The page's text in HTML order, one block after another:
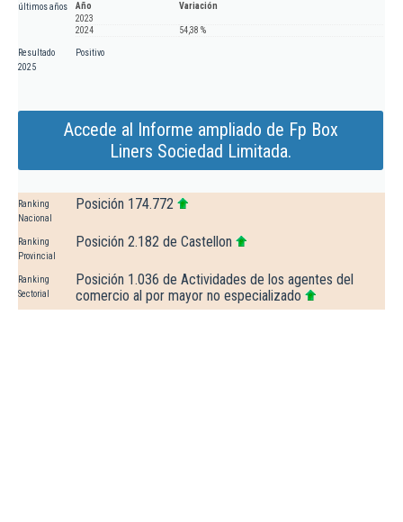
últimos años
Año
Variación
2023
2024
54,38 %
Resultado
2025
Positivo
Accede al Informe ampliado de Fp Box
Liners Sociedad Limitada.
Ranking
Nacional
Posición 174.772
Ranking
Provincial
Posición 2.182 de Castellon
Ranking
Sectorial
Posición 1.036 de Actividades de los agentes del
comercio al por mayor no especializado